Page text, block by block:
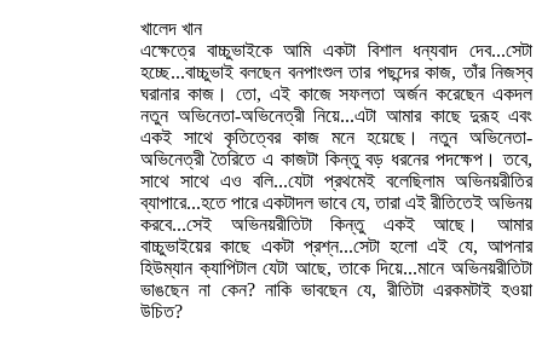
খালেদ খান
এক্ষেত্রে বাচ্চুভাইকে আমি একটা বিশাল ধন্যবাদ দেব...সেটা
হচ্ছে...বাচ্চুভাই বলছেন বনপাংশুল তার পছন্দের কাজ, তাঁর নিজস্ব
ঘরানার কাজ। তো, এই কাজে সফলতা অর্জন করেছেন একদল
নতুন অভিনেতা-অভিনেত্রী নিয়ে...এটা আমার কাছে দুরূহ এবং
একই সাথে কৃতিত্বের কাজ মনে হয়েছে। নতুন অভিনেতা-
অভিনেত্রী তৈরিতে এ কাজটা কিন্তু বড় ধরনের পদক্ষেপ। তবে,
সাথে সাথে এও বলি...যেটা প্রথমেই বলেছিলাম অভিনয়রীতির
ব্যাপারে...হতে পারে একটাদল ভাবে যে, তারা এই রীতিতেই অভিনয়
করবে...সেই অভিনয়রীতিটা কিন্তু একই আছে। আমার
বাচ্চুভাইয়ের কাছে একটা প্রশ্ন...সেটা হলো এই যে, আপনার
হিউম্যান ক্যাপিটাল যেটা আছে, তাকে দিয়ে...মানে অভিনয়রীতিটা
ভাঙছেন না কেন? নাকি ভাবছেন যে, রীতিটা এরকমটাই হওয়া
উচিত?